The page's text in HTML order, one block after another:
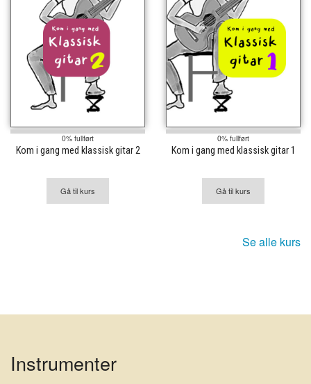
0% fullført
Kom i gang med klassisk gitar 2
Gå til kurs
0% fullført
Kom i gang med klassisk gitar 1
Gå til kurs
Se alle kurs
Instrumenter